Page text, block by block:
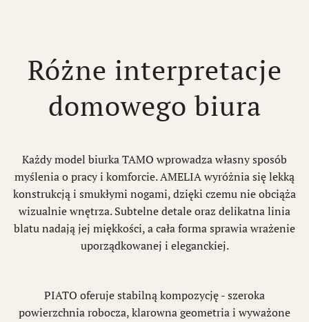
Różne interpretacje
domowego biura
Każdy model biurka TAMO wprowadza własny sposób
myślenia o pracy i komforcie. AMELIA wyróżnia się lekką
konstrukcją i smukłymi nogami, dzięki czemu nie obciąża
wizualnie wnętrza. Subtelne detale oraz delikatna linia
blatu nadają jej miękkości, a cała forma sprawia wrażenie
uporządkowanej i eleganckiej.
PIATO oferuje stabilną kompozycję - szeroka
powierzchnia robocza, klarowna geometria i wyważone